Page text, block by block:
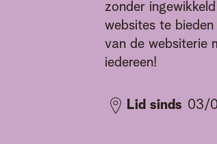
zonder
websites te
van de websiterie
iedereen!
Lid sinds 03/